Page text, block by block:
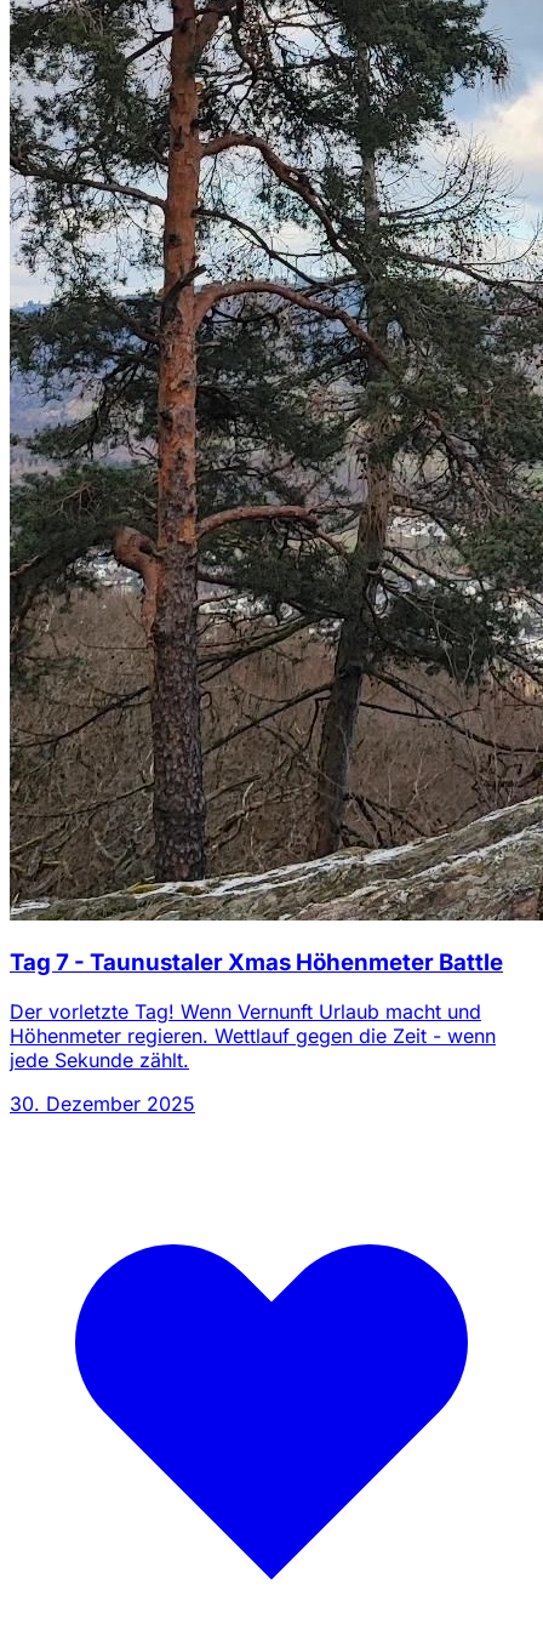
Tag 7 - Taunustaler Xmas Höhenmeter Battle
Der vorletzte Tag! Wenn Vernunft Urlaub macht und
Höhenmeter regieren. Wettlauf gegen die Zeit - wenn
jede Sekunde zählt.
30. Dezember 2025